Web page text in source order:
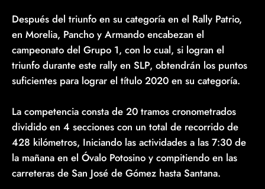
Después del triunfo en su categoría en el Rally Patrio,
en Morelia, Pancho y Armando encabezan el
campeonato del Grupo 1, con lo cual, si logran el
triunfo durante este rally en SLP, obtendrán los puntos
suficientes para lograr el título 2020 en su categoría.
La competencia consta de 20 tramos cronometrados
dividido en 4 secciones con un total de recorrido de
428 kilómetros, Iniciando las actividades a las 7:30 de
la mañana en el Óvalo Potosino y compitiendo en las
carreteras de San José de Gómez hasta Santana.